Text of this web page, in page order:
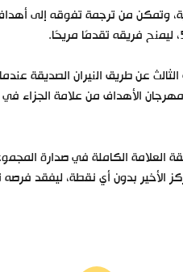
وتمكن من ترجمة تفوقه إلى
عن طريق النيران الصديقة
الأخير بدون أي نقطة، ليفقد